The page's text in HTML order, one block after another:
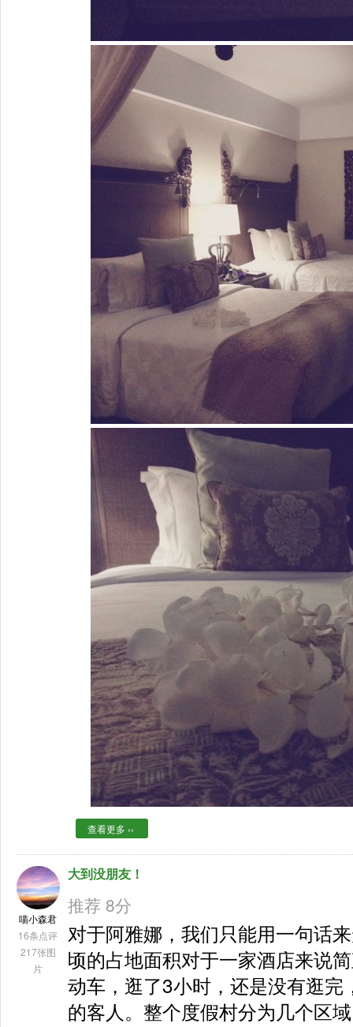
查看更多 ››
喵小森君
16条点评
217张图
片
大到没朋友！
推荐 8分
对于阿雅娜，我们只能用一句话
顷的占地面积对于一家酒店来说
动车，逛了3小时，还是没有逛
的客人。整个度假村分为几个区